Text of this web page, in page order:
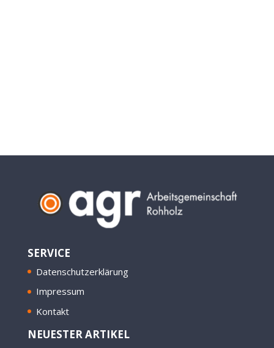
SERVICE
Datenschutzerklärung
Impressum
Kontakt
NEUESTER ARTIKEL